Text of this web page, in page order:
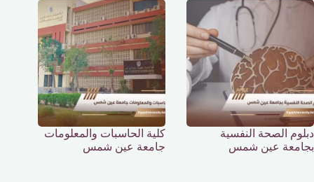
دبلوم الصحة النفسية
بجامعة عين شمس
كلية الحاسبات والمعلومات
جامعة عين شمس